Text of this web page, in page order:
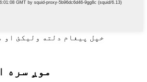
خپل پیغام دلته ولیکئ او
موږ سره